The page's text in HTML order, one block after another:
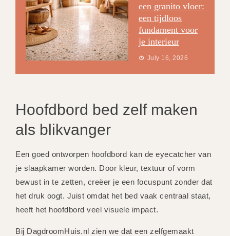
een granito vloer:
een tijdloos
fundament voor
je interieur
July 16, 2026
Hoofdbord bed zelf maken
als blikvanger
Een goed ontworpen hoofdbord kan de eyecatcher van
je slaapkamer worden. Door kleur, textuur of vorm
bewust in te zetten, creëer je een focuspunt zonder dat
het druk oogt. Juist omdat het bed vaak centraal staat,
heeft het hoofdbord veel visuele impact.
Bij DagdroomHuis.nl zien we dat een zelfgemaakt